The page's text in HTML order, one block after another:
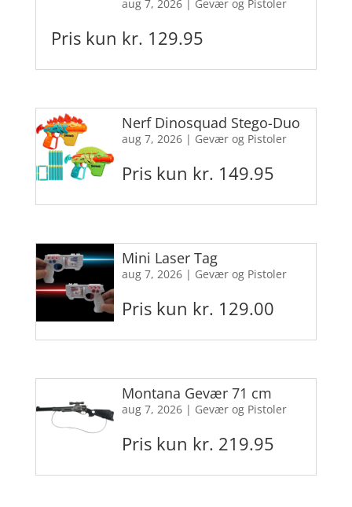
aug 7, 2026| Gevær og Pistoler
Pris kun kr. 129.95
Nerf Dinosquad Stego-Duo
aug 7, 2026| Gevær og Pistoler
Pris kun kr. 149.95
Mini Laser Tag
aug 7, 2026| Gevær og Pistoler
Pris kun kr. 129.00
Montana Gevær 71 cm
aug 7, 2026| Gevær og Pistoler
Pris kun kr. 219.95